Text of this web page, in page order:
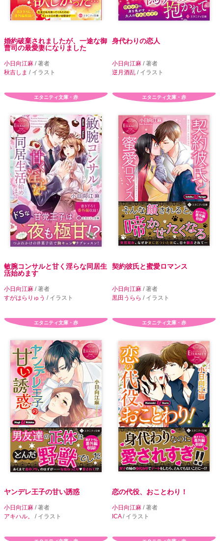
婚約破棄されましたが、一途な御
曹司の最愛妻になりました
小日向江麻 / 著者
秋吉しま / イラスト
身代わりの恋人
小日向江麻 / 著者
逆月酒乱 / イラスト
エタニティ文庫・赤
敏腕コンサルと甘く淫らな同居生
活始めます
小日向江麻 / 著者
すがはらりゅう / イラスト
エタニティ文庫・赤
契約彼氏と蜜愛ロマンス
小日向江麻 / 著者
黒田うらら / イラスト
エタニティ文庫・赤
ヤンデレ王子の甘い誘惑
小日向江麻 / 著者
アキハル。 / イラスト
エタニティ文庫・赤
恋の代役、おことわり！
小日向江麻 / 著者
ICA/ イラスト